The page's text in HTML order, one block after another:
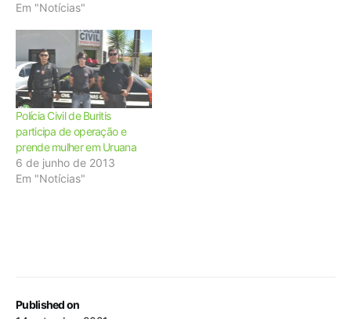
Published on
Em "Notícias"
Polícia Civil de Buritis
participa de operação e
prende mulher em Uruana
6 de junho de 2013
Em "Notícias"